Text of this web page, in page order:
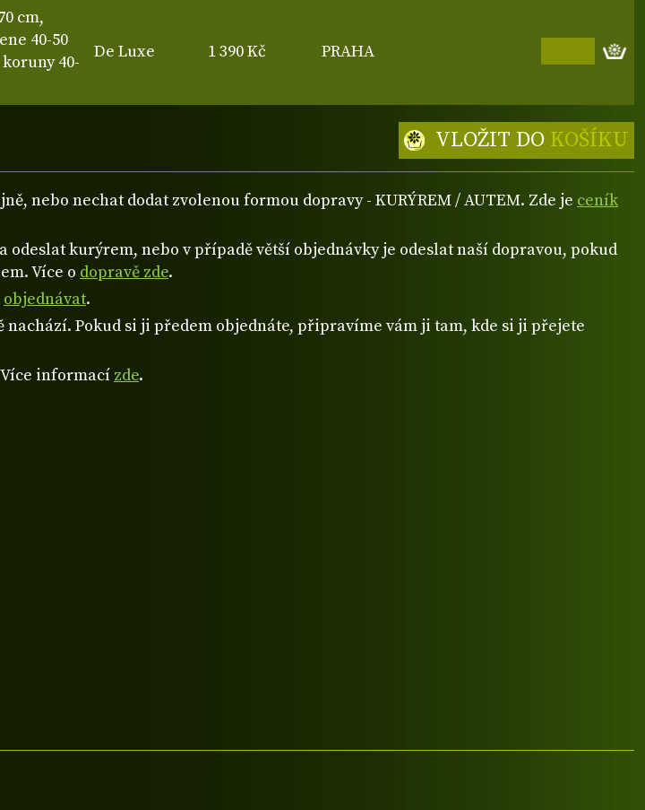
cm,
40-50
40-
De Luxe 1 390 Kč PRAHA
VLOŽIT DO KOŠÍKU
nebo nechat dodat zvolenou formou dopravy - KURÝREM / AUTEM. Zde je ceník
odeslat kurýrem, nebo v případě větší objednávky je odeslat naší dopravou, pokud
Více o dopravě zde.
objednávat.
Pokud si ji předem objednáte, připravíme vám ji tam, kde si ji přejete
informací zde.